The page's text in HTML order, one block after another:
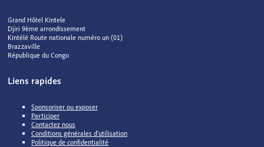
Grand Hôtel Kintele
Djiri 9ème arrondissement
Kintélé Route nationale numéro un (01)
Brazzaville
République du Congo
Liens rapides
Sponsoriser ou exposer
Participer
Contactez nous
Conditions générales d'utilisation
Politique de confidentialité